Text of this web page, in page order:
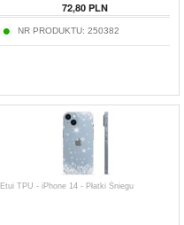
72,80 PLN
NR PRODUKTU: 250382
Etui TPU - iPhone 14 - Płatki Śniegu